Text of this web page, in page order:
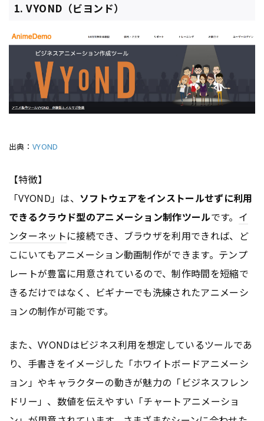
1. VYOND（ビヨンド）
出典： VYOND
【特徴】
「VYOND」は、 ソフトウェアをインストールせずに利用
できるクラウド型のアニメーション制作ツールです。 イ
ンターネットに接続でき、ブラウザを利用できれば、ど
こにいてもアニメーション動画制作ができます。テンプ
レートが豊富に用意されているので、制作時間を短縮で
きるだけではなく、ビギナーでも洗練されたアニメーシ
ョンの制作が可能です。
また、VYONDはビジネス利用を想定しているツールであ
り、手書きをイメージした「ホワイトボードアニメーシ
ョン」やキャラクターの動きが魅力の「ビジネスフレン
ドリー」、数値を伝えやすい「チャートアニメーショ